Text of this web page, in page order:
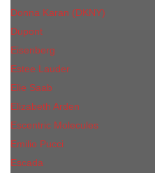
Donna Karan (DKNY)
Dupont
Eisenberg
Еsteе Lаudеr
Elie Saab
Elizabeth Arden
Escentric Molecules
Emilio Pucci
Escada